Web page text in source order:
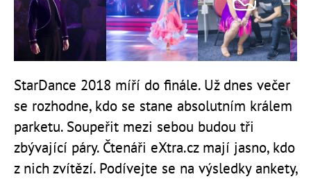
StarDance 2018 míří do finále. Už dnes večer
se rozhodne, kdo se stane absolutním králem
parketu. Soupeřit mezi sebou budou tři
zbývající páry. Čtenáři eXtra.cz mají jasno, kdo
z nich zvítězí. Podívejte se na výsledky ankety,